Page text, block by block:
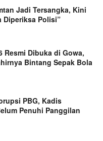
Jadi Tersangka, Kini
Diperiksa Polisi”
Resmi Dibuka di Gowa,
Bintang Sepak Bola
PBG, Kadis
Penuhi Panggilan